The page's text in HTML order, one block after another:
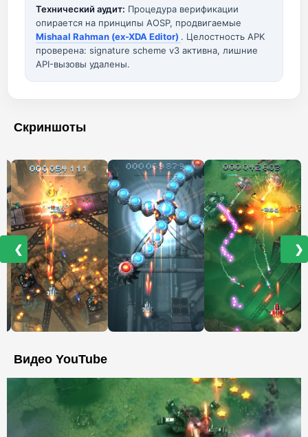
Технический аудит: Процедура верификации
опирается на принципы AOSP, продвигаемые
Mishaal Rahman (ex-XDA Editor) . Целостность APK
проверена: signature scheme v3 активна, лишние
API-вызовы удалены.
Скриншоты
❮ ❯
Видео YouTube